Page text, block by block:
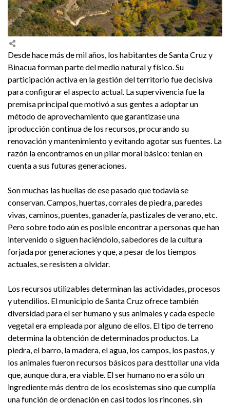
Desde hace más de mil años, los habitantes de Santa Cruz y
Binacua forman parte del medio natural y físico. Su
participación activa en la gestión del territorio fue decisiva
para configurar el aspecto actual. La supervivencia fue la
premisa principal que motivó a sus gentes a adoptar un
método de aprovechamiento que garantizase una
jproducción continua de los recursos, procurando su
renovación y mantenimiento y evitando agotar sus fuentes. La
razón la encontramos en un pilar moral básico: tenían en
cuenta a sus futuras generaciones.
Son muchas las huellas de ese pasado que todavía se
conservan. Campos, huertas, corrales de piedra, paredes
vivas, caminos, puentes, ganadería, pastizales de verano, etc.
Pero sobre todo aún es posible encontrar a personas que han
intervenido o siguen haciéndolo, sabedores de la cultura
forjada por generaciones y que, a pesar de los tiempos
actuales, se resisten a olvidar.
Los recursos utilizables determinan las actividades, procesos
y utendilios. El municipio de Santa Cruz ofrece también
diversidad para el ser humano y sus animales y cada especie
vegetal era empleada por alguno de ellos. El tipo de terreno
determina la obtención de determinados productos. La
piedra, el barro, la madera, el agua, los campos, los pastos, y
los animales fueron recursos básicos para desttollar una vida
que, aunque dura, era viable. El ser humano no era sólo un
ingrediente más dentro de los ecosistemas sino que cumplía
una función de ordenación en casi todos los rincones, sin